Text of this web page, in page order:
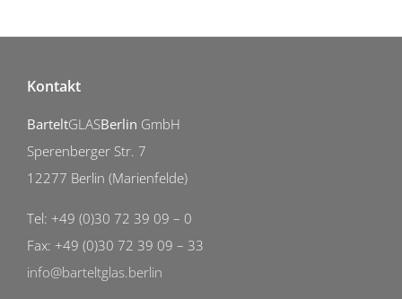
Kontakt
BarteltGLASBerlin GmbH
Sperenberger Str. 7
12277 Berlin (Marienfelde)
Tel: +49 (0)30 72 39 09 – 0
Fax: +49 (0)30 72 39 09 – 33
info@barteltglas.berlin